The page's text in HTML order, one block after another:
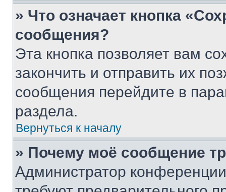
» Что означает кнопка
сообщения?
Эта кнопка позволяет вам
закончить и отправить их
сообщения перейдите в
раздела.
Вернуться к началу
» Почему моё сообщение
Администратор